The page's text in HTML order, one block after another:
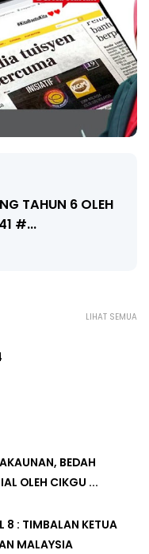
TAHUN 6 OLEH
#...
LIHAT SEMUA
BEDAH
OLEH CIKGU ...
8 : TIMBALAN KETUA
MALAYSIA